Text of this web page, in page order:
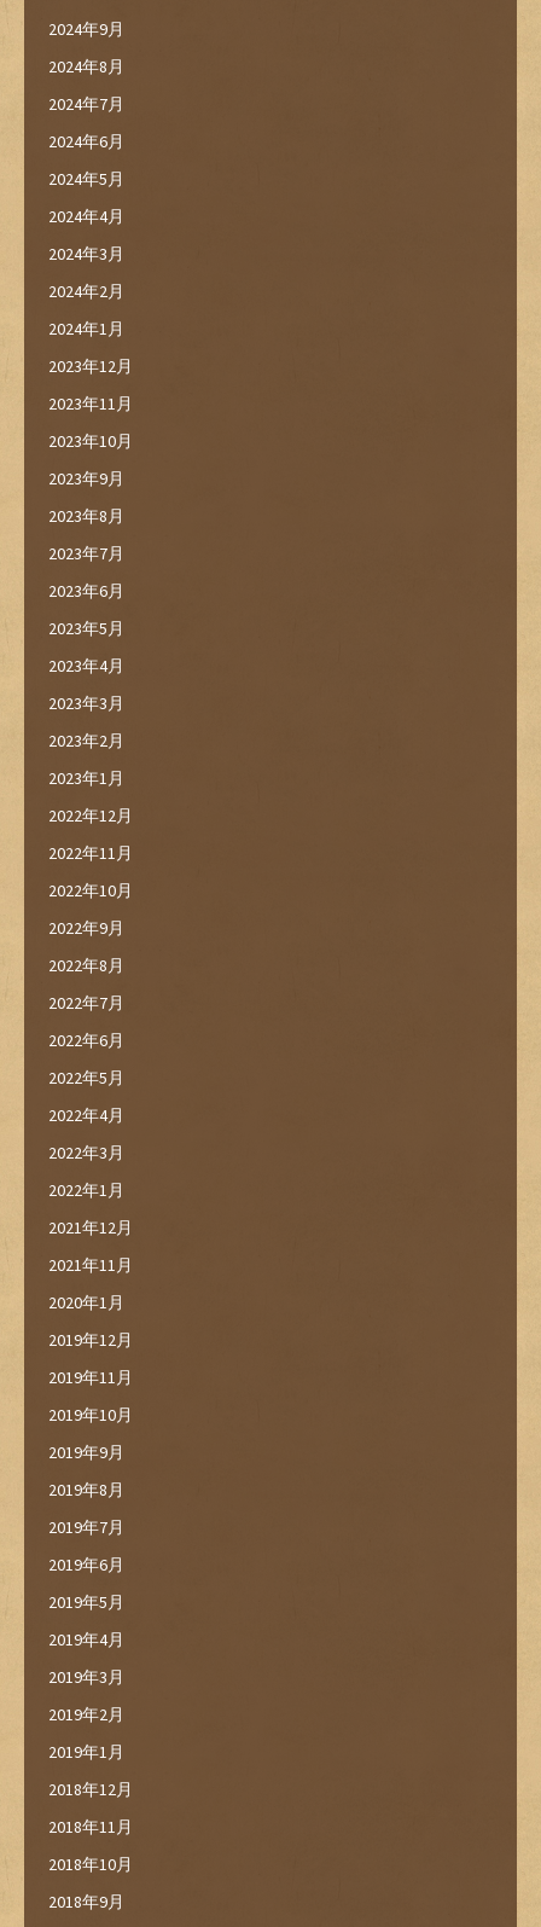
2024年9月
2024年8月
2024年7月
2024年6月
2024年5月
2024年4月
2024年3月
2024年2月
2024年1月
2023年12月
2023年11月
2023年10月
2023年9月
2023年8月
2023年7月
2023年6月
2023年5月
2023年4月
2023年3月
2023年2月
2023年1月
2022年12月
2022年11月
2022年10月
2022年9月
2022年8月
2022年7月
2022年6月
2022年5月
2022年4月
2022年3月
2022年1月
2021年12月
2021年11月
2020年1月
2019年12月
2019年11月
2019年10月
2019年9月
2019年8月
2019年7月
2019年6月
2019年5月
2019年4月
2019年3月
2019年2月
2019年1月
2018年12月
2018年11月
2018年10月
2018年9月